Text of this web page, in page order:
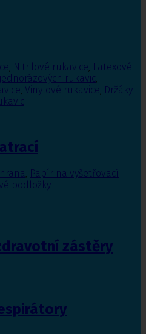
, Nitrilové rukavice, Latexové
rukavic,
, Vinylové rukavice, Držáky
, Papír na vyšetřovací
podložky
zástěry